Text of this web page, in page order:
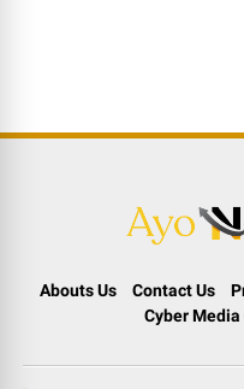
Abouts Us Contact Us
Cyber